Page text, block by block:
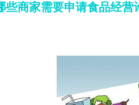
些商家需要申请食品经